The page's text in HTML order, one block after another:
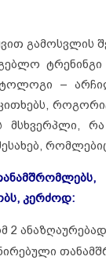
გამოსვლის
–
მსხვერპლი,
კერძოდ: